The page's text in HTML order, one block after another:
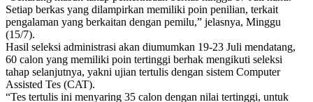
Setiap berkas yang dilampirkan memiliki poin penilian, terkait
pengalaman yang berkaitan dengan pemilu,” jelasnya, Minggu
(15/7).
Hasil seleksi administrasi akan diumumkan 19-23 Juli mendatang,
60 calon yang memiliki poin tertinggi berhak mengikuti seleksi
tahap selanjutnya, yakni ujian tertulis dengan sistem Computer
Assisted Tes (CAT).
“Tes tertulis ini menyaring 35 calon dengan nilai tertinggi, untuk